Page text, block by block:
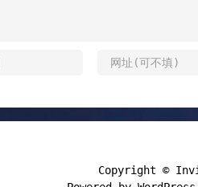
Copyright ©